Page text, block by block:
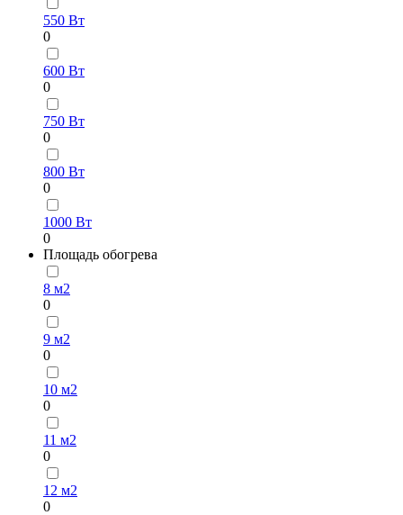
550 Вт
0
600 Вт
0
750 Вт
0
800 Вт
0
1000 Вт
0
Площадь обогрева
8 м2
0
9 м2
0
10 м2
0
11 м2
0
12 м2
0